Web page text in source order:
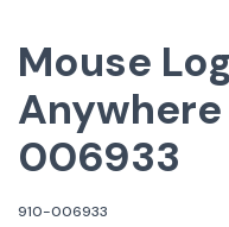
Mouse
006933
910-006933